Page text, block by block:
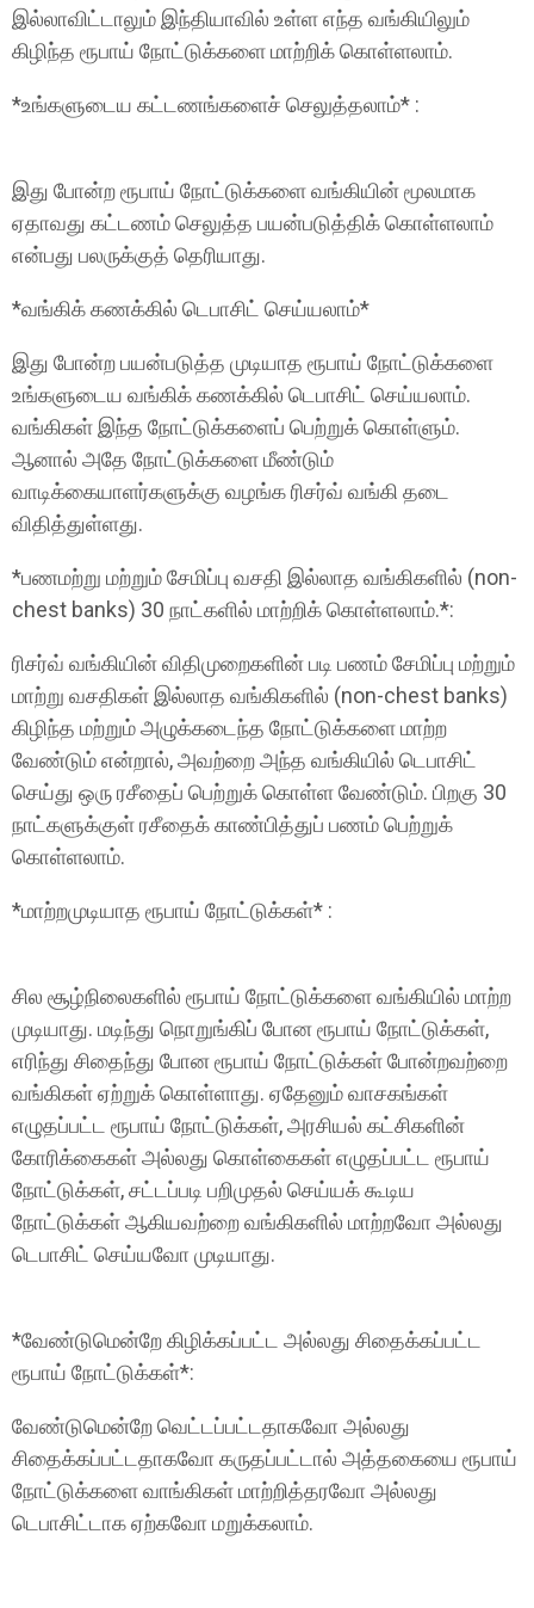
இல்லாவிட்டாலும் இந்தியாவில் உள்ள எந்த வங்கியிலும்
கிழிந்த ரூபாய் நோட்டுக்களை மாற்றிக் கொள்ளலாம்.
*உங்களுடைய கட்டணங்களைச் செலுத்தலாம்* :
இது போன்ற ரூபாய் நோட்டுக்களை வங்கியின் மூலமாக
ஏதாவது கட்டணம் செலுத்த பயன்படுத்திக் கொள்ளலாம்
என்பது பலருக்குத் தெரியாது.
*வங்கிக் கணக்கில் டெபாசிட் செய்யலாம்*
இது போன்ற பயன்படுத்த முடியாத ரூபாய் நோட்டுக்களை
உங்களுடைய வங்கிக் கணக்கில் டெபாசிட் செய்யலாம்.
வங்கிகள் இந்த நோட்டுக்களைப் பெற்றுக் கொள்ளும்.
ஆனால் அதே நோட்டுக்களை மீண்டும்
வாடிக்கையாளர்களுக்கு வழங்க ரிசர்வ் வங்கி தடை
விதித்துள்ளது.
*பணமற்று மற்றும் சேமிப்பு வசதி இல்லாத வங்கிகளில் (non-
chest banks) 30 நாட்களில் மாற்றிக் கொள்ளலாம்.*:
ரிசர்வ் வங்கியின் விதிமுறைகளின் படி பணம் சேமிப்பு மற்றும்
மாற்று வசதிகள் இல்லாத வங்கிகளில் (non-chest banks)
கிழிந்த மற்றும் அழுக்கடைந்த நோட்டுக்களை மாற்ற
வேண்டும் என்றால், அவற்றை அந்த வங்கியில் டெபாசிட்
செய்து ஒரு ரசீதைப் பெற்றுக் கொள்ள வேண்டும். பிறகு 30
நாட்களுக்குள் ரசீதைக் காண்பித்துப் பணம் பெற்றுக்
கொள்ளலாம்.
*மாற்றமுடியாத ரூபாய் நோட்டுக்கள்* :
சில சூழ்நிலைகளில் ரூபாய் நோட்டுக்களை வங்கியில் மாற்ற
முடியாது. மடிந்து நொறுங்கிப் போன ரூபாய் நோட்டுக்கள்,
எரிந்து சிதைந்து போன ரூபாய் நோட்டுக்கள் போன்றவற்றை
வங்கிகள் ஏற்றுக் கொள்ளாது. ஏதேனும் வாசகங்கள்
எழுதப்பட்ட ரூபாய் நோட்டுக்கள், அரசியல் கட்சிகளின்
கோரிக்கைகள் அல்லது கொள்கைகள் எழுதப்பட்ட ரூபாய்
நோட்டுக்கள், சட்டப்படி பறிமுதல் செய்யக் கூடிய
நோட்டுக்கள் ஆகியவற்றை வங்கிகளில் மாற்றவோ அல்லது
டெபாசிட் செய்யவோ முடியாது.
*வேண்டுமென்றே கிழிக்கப்பட்ட அல்லது சிதைக்கப்பட்ட
ரூபாய் நோட்டுக்கள்*:
வேண்டுமென்றே வெட்டப்பட்டதாகவோ அல்லது
சிதைக்கப்பட்டதாகவோ கருதப்பட்டால் அத்தகையை ரூபாய்
நோட்டுக்களை வாங்கிகள் மாற்றித்தரவோ அல்லது
டெபாசிட்டாக ஏற்கவோ மறுக்கலாம்.